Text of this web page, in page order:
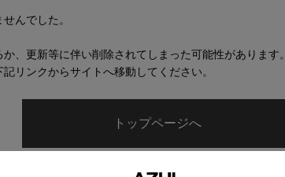
んでした。
、更新等に伴い削除されてしまった可能性があります。
リンクからサイトへ移動してください。
トップページへ